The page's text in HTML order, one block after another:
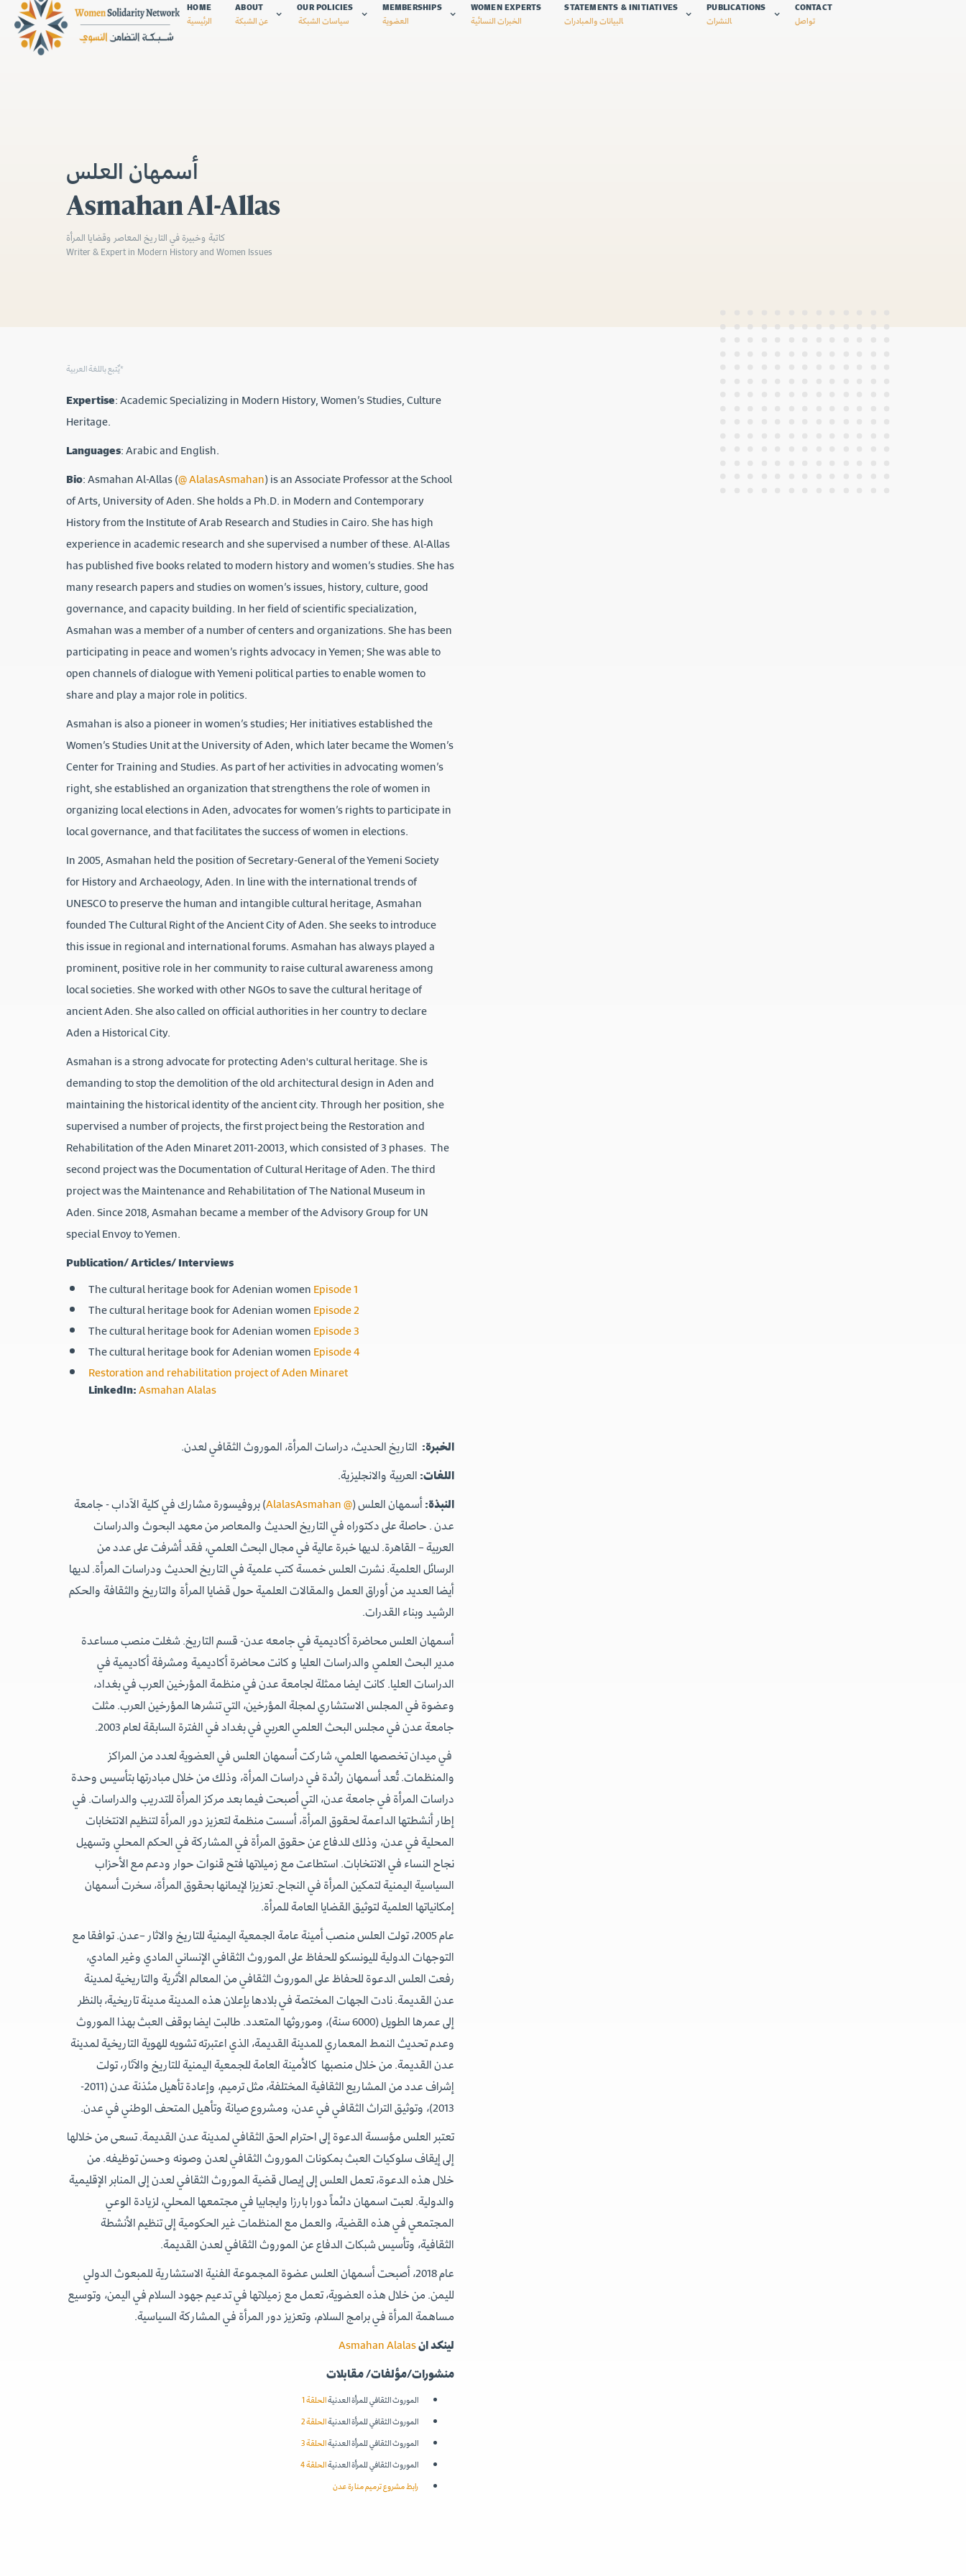
HOME
الرئيسية
ABOUT
عن الشبكة
OUR POLICIES
سياسات الشبكة
MEMBERSHIPS
العضوية
WOMEN EXPERTS
الخبرات النسائية
STATEMENTS & INITIATIVES
البيانات والمبادرات
PUBLICATIONS
النشرات
CONTACT
تواصل
أسمهان العلس
Asmahan Al-Allas
كاتبة وخبيرة في التاريخ المعاصر وقضايا المرأة
Writer & Expert in Modern History and Women Issues
يٌتبع باللغة العربية*
Expertise: Academic Specializing in Modern History, Women’s Studies, Culture
Heritage.
Languages: Arabic and English.
Bio: Asmahan Al-Allas (@ AlalasAsmahan) is an Associate Professor at the School
of Arts, University of Aden. She holds a Ph.D. in Modern and Contemporary
History from the Institute of Arab Research and Studies in Cairo. She has high
experience in academic research and she supervised a number of these. Al-Allas
has published five books related to modern history and women’s studies. She has
many research papers and studies on women’s issues, history, culture, good
governance, and capacity building. In her field of scientific specialization,
Asmahan was a member of a number of centers and organizations. She has been
participating in peace and women’s rights advocacy in Yemen; She was able to
open channels of dialogue with Yemeni political parties to enable women to
share and play a major role in politics.
Asmahan is also a pioneer in women’s studies; Her initiatives established the
Women’s Studies Unit at the University of Aden, which later became the Women’s
Center for Training and Studies. As part of her activities in advocating women’s
right, she established an organization that strengthens the role of women in
organizing local elections in Aden, advocates for women’s rights to participate in
local governance, and that facilitates the success of women in elections.
In 2005, Asmahan held the position of Secretary-General of the Yemeni Society
for History and Archaeology, Aden. In line with the international trends of
UNESCO to preserve the human and intangible cultural heritage, Asmahan
founded The Cultural Right of the Ancient City of Aden. She seeks to introduce
this issue in regional and international forums. Asmahan has always played a
prominent, positive role in her community to raise cultural awareness among
local societies. She worked with other NGOs to save the cultural heritage of
ancient Aden. She also called on official authorities in her country to declare
Aden a Historical City.
Asmahan is a strong advocate for protecting Aden's cultural heritage. She is
demanding to stop the demolition of the old architectural design in Aden and
maintaining the historical identity of the ancient city. Through her position, she
supervised a number of projects, the first project being the Restoration and
Rehabilitation of the Aden Minaret 2011-20013, which consisted of 3 phases. The
second project was the Documentation of Cultural Heritage of Aden. The third
project was the Maintenance and Rehabilitation of The National Museum in
Aden. Since 2018, Asmahan became a member of the Advisory Group for UN
special Envoy to Yemen.
Publication/ Articles/ Interviews
The cultural heritage book for Adenian womenEpisode 1
The cultural heritage book for Adenian womenEpisode 2
The cultural heritage book for Adenian womenEpisode 3
The cultural heritage book for Adenian womenEpisode 4
Restoration and rehabilitation project of Aden Minaret
LinkedIn:Asmahan Alalas
الخبرة: التاريخ الحديث، دراسات المرأة، الموروث الثقافي لعدن.
اللغات:العربية والانجليزية.
النبذة:أسمهان العلس (@ AlalasAsmahan
) بروفيسورة مشارك في كلية الآداب - جامعة
عدن . حاصلة على دكتوراه في التاريخ الحديث والمعاصر من معهد البحوث والدراسات
العربية – القاهرة. لديها خبرة عالية في مجال البحث العلمي، فقد أشرفت على عدد من
الرسائل العلمية. نشرت العلس خمسة كتب علمية في التاريخ الحديث ودراسات المرأة. لديها
أيضا العديد من أوراق العمل والمقالات العلمية حول قضايا المرأة والتاريخ والثقافة والحكم
الرشيد وبناء القدرات.
أسمهان العلس محاضرة أكاديمية في جامعه عدن- قسم التاريخ. شغلت منصب مساعدة
مدير البحث العلمي والدراسات العليا و كانت محاضرة أكاديمية ومشرفة أكاديمية في
الدراسات العليا. كانت ايضا ممثلة لجامعة عدن في منظمة المؤرخين العرب في بغداد،
وعضوة في المجلس الاستشاري لمجلة المؤرخين، التي تنشرها المؤرخين العرب. مثلت
جامعة عدن في مجلس البحث العلمي العربي في بغداد في الفترة السابقة لعام 2003.
في ميدان تخصصها العلمي، شاركت أسمهان العلس في العضوية لعدد من المراكز
والمنظمات. تُعد أسمهان رائدة في دراسات المرأة، وذلك من خلال مبادرتها بتأسيس وحدة
دراسات المرأة في جامعة عدن، التي أصبحت فيما بعد مركز المرأة للتدريب والدراسات. في
إطار أنشطتها الداعمة لحقوق المرأة، أسست منظمة لتعزيز دور المرأة لتنظيم الانتخابات
المحلية في عدن، وذلك للدفاع عن حقوق المرأة في المشاركة في الحكم المحلي وتسهيل
نجاح النساء في الانتخابات. استطاعت مع زميلاتها فتح قنوات حوار ودعم مع الأحزاب
السياسية اليمنية لتمكين المرأة في النجاح. تعزيزا لإيمانها بحقوق المرأة، سخرت أسمهان
إمكانياتها العلمية لتوثيق القضايا العامة للمرأة.
عام 2005، تولت العلس منصب أمينة عامة الجمعية اليمنية للتاريخ والاثار –عدن. توافقا مع
التوجهات الدولية لليونسكو للحفاظ على الموروث الثقافي الإنساني المادي وغير المادي،
رفعت العلس الدعوة للحفاظ على الموروث الثقافي من المعالم الأثرية والتاريخية لمدينة
عدن القديمة. نادت الجهات المختصة في بلادها بإعلان هذه المدينة مدينة تاريخية، بالنظر
إلى عمرها الطويل (6000 سنة)، وموروثها المتعدد. طالبت ايضا بوقف العبث بهذا الموروث
وعدم تحديث النمط المعماري للمدينة القديمة، الذي اعتبرته تشويه للهوية التاريخية لمدينة
عدن القديمة. من خلال منصبها كالأمينة العامة للجمعية اليمنية للتاريخ والآثار، تولت
إشراف عدد من المشاريع الثقافية المختلفة، مثل ترميم، وإعادة تأهيل مئذنة عدن (2011-
2013)، وتوثيق التراث الثقافي في عدن، ومشروع صيانة وتأهيل المتحف الوطني في عدن.
تعتبر العلس مؤسسة الدعوة إلى احترام الحق الثقافي لمدينة عدن القديمة. تسعى من خلالها
إلى إيقاف سلوكيات العبث بمكونات الموروث الثقافي لعدن وصونه وحسن توظيفه. من
خلال هذه الدعوة، تعمل العلس إلى إيصال قضية الموروث الثقافي لعدن إلى المنابر الإقليمية
والدولية. لعبت اسمهان دائماً دورا بارزا وايجابيا في مجتمعها المحلي، لزيادة الوعي
المجتمعي في هذه القضية، والعمل مع المنظمات غير الحكومية إلى تنظيم الأنشطة
الثقافية، وتأسيس شبكات الدفاع عن الموروث الثقافي لعدن القديمة.
عام 2018، أصبحت أسمهان العلس عضوة المجموعة الفنية الاستشارية للمبعوث الدولي
لليمن. من خلال هذه العضوية، تعمل مع زميلاتها في تدعيم جهود السلام في اليمن، وتوسيع
مساهمة المرأة في برامج السلام، وتعزيز دور المرأة في المشاركة السياسية.
لينكد انAsmahan Alalas
منشورات/مؤلفات/ مقابلات
الموروث الثقافي للمرأة العدنيةالحلقة 1
الموروث الثقافي للمرأة العدنيةالحلقة 2
الموروث الثقافي للمرأة العدنيةالحلقة 3
الموروث الثقافي للمرأة العدنيةالحلقة 4
رابط مشروع ترميم منارة عدن